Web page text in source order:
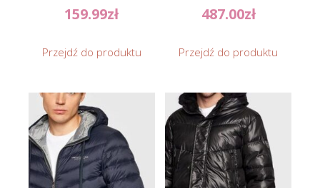
159.99zł
Przejdź do produktu
487.00zł
Przejdź do produktu